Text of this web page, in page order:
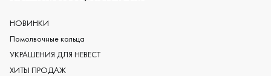
Европейские обручальные кольца
Мужские обручальные кольца
Женские обручальные кольца
Обручальные кольца из платины
Дизайнерские обручальные кольца
НОВИНКИ
Помолвочные кольца
УКРАШЕНИЯ ДЛЯ НЕВЕСТ
ХИТЫ ПРОДАЖ